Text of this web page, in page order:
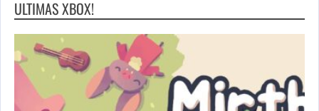
ULTIMAS XBOX!